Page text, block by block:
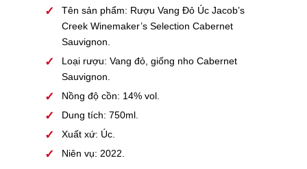
Tên sản phẩm: Rượu Vang Đỏ Úc Jacob’s
Creek Winemaker’s Selection Cabernet
Sauvignon.
Loại rượu: Vang đỏ, giống nho Cabernet
Sauvignon.
Nồng độ cồn: 14% vol.
Dung tích: 750ml.
Xuất xứ: Úc.
Niên vụ: 2022.